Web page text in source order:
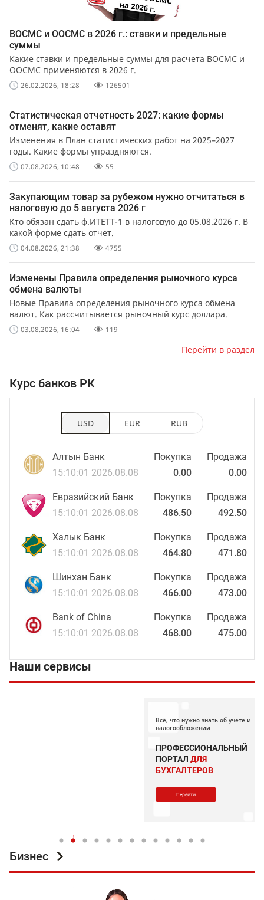
ВОСМС и ООСМС в 2026 г.: ставки и предельные
суммы
Какие ставки и предельные суммы для расчета ВОСМС и
ООСМС применяются в 2026 г.
26.02.2026, 18:28 126501
Статистическая отчетность 2027: какие формы
отменят, какие оставят
Изменения в План статистических работ на 2025–2027
годы. Какие формы упраздняются.
07.08.2026, 10:48 55
Закупающим товар за рубежом нужно отчитаться в
налоговую до 5 августа 2026 г
Кто обязан сдать ф.ИТЕТТ-1 в налоговую до 05.08.2026 г. В
какой форме сдать отчет.
04.08.2026, 21:38 4755
Изменены Правила определения рыночного курса
обмена валюты
Новые Правила определения рыночного курса обмена
валют. Как рассчитывается рыночный курс доллара.
03.08.2026, 16:04 119
Перейти в раздел
Курс банков РК
USD EUR RUB
Алтын Банк
15:10:01 2026.08.08
Покупка
0.00
Продажа
0.00
Евразийский Банк
15:10:01 2026.08.08
Покупка
486.50
Продажа
492.50
Халык Банк
15:10:01 2026.08.08
Покупка
464.80
Продажа
471.80
Шинхан Банк
15:10:01 2026.08.08
Покупка
466.00
Продажа
473.00
Bank of China
15:10:01 2026.08.08
Покупка
468.00
Продажа
475.00
Наши сервисы
Бизнес